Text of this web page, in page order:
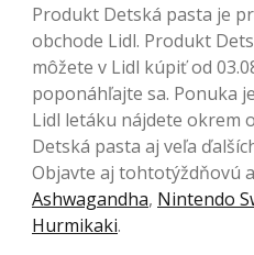
Produkt Detská pasta je
obchode Lidl. Produkt
môžete v Lidl kúpiť od
poponáhľajte sa. Ponuka
Lidl letáku nájdete okrem
Detská pasta aj veľa
Objavte aj tohtotýždňovú
Ashwagandha, Nintendo
Hurmikaki.